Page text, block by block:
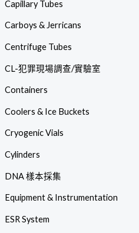
Capillary Tubes
Carboys & Jerricans
Centrifuge Tubes
CL-犯罪現場調查/實驗室
Containers
Coolers & Ice Buckets
Cryogenic Vials
Cylinders
DNA 樣本採集
Equipment & Instrumentation
ESR System